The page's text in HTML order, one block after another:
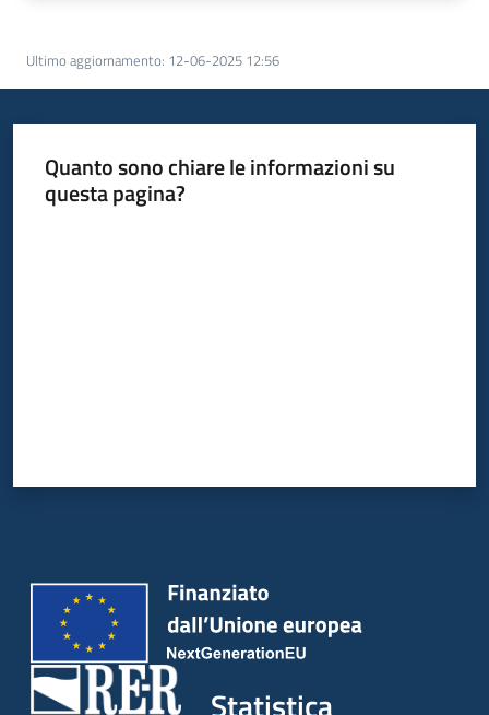
Ultimo aggiornamento: 12-06-2025 12:56
Quanto sono chiare le informazioni su
questa pagina?